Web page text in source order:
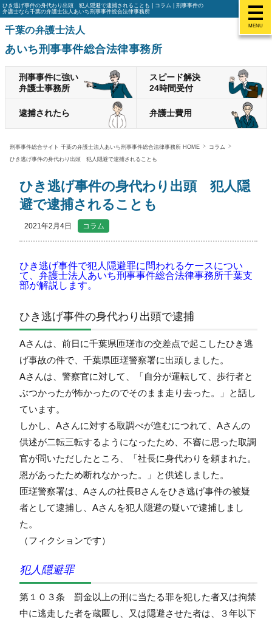
MENU
ひき逃げ事件の身代わり出頭 犯人隠避で逮捕されることも | コラム | 刑事事件の
弁護士なら千葉の弁護士法人あいち刑事事件総合法律事務所
千葉の弁護士法人
あいち刑事事件総合法律事務所
刑事事件に強い
弁護士事務所
スピード解決
24時間受付
逮捕されたら 弁護士費用
刑事事件総合サイト 千葉の弁護士法人あいち刑事事件総合法律事務所 HOME
コラム
ひき逃げ事件の身代わり出頭 犯人隠避で逮捕されることも
ひき逃げ事件の身代わり出頭 犯人隠
避で逮捕されることも
2021年2月4日 コラム
ひき逃げ事件で犯人隠避罪に問われるケースについ
て、弁護士法人あいち刑事事件総合法律事務所千葉支
部が解説します。
ひき逃げ事件の身代わり出頭で逮捕
Aさんは、前日に千葉県匝瑳市の交差点で起こしたひき逃
げ事故の件で、千葉県匝瑳警察署に出頭しました。
Aさんは、警察官に対して、「自分が運転して、歩行者と
ぶつかったが怖かったのでそのまま走り去った。」と話し
ています。
しかし、Aさんに対する取調べが進むにつれて、Aさんの
供述が二転三転するようになったため、不審に思った取調
官が問いただしたところ、「社長に身代わりを頼まれた。
恩があったため断れなかった。」と供述しました。
匝瑳警察署は、Aさんの社長Bさんをひき逃げ事件の被疑
者として逮捕し、Aさんを犯人隠避の疑いで逮捕しまし
た。
（フィクションです）
犯人隠避罪
第１０３条 罰金以上の刑に当たる罪を犯した者又は拘禁
中に逃走した者を蔵匿し、又は隠避させた者は、３年以下